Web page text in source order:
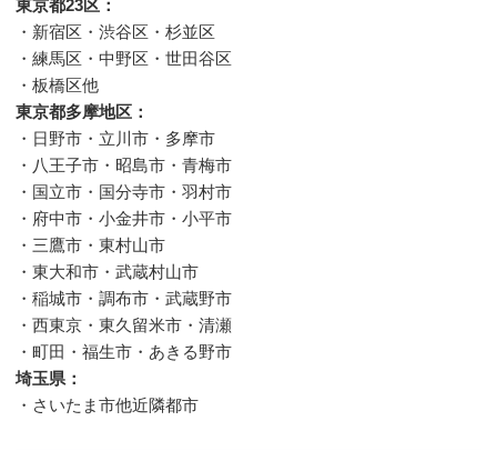
東京都23区：
・新宿区・渋谷区・杉並区
・練馬区・中野区・世田谷区
・板橋区他
東京都多摩地区：
・日野市・立川市・多摩市
・八王子市・昭島市・青梅市
・国立市・国分寺市・羽村市
・府中市・小金井市・小平市
・三鷹市・東村山市
・東大和市・武蔵村山市
・稲城市・調布市・武蔵野市
・西東京・東久留米市・清瀬
・町田・福生市・あきる野市
埼玉県：
・さいたま市他近隣都市